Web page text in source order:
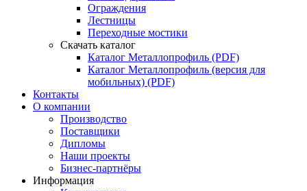
Ограждения
Лестницы
Переходные мостики
Скачать каталог
Каталог Металлопрофиль (PDF)
Каталог Металлопрофиль (версия для
мобильных) (PDF)
Контакты
О компании
Производство
Поставщики
Дипломы
Наши проекты
Бизнес-партнёры
Информация